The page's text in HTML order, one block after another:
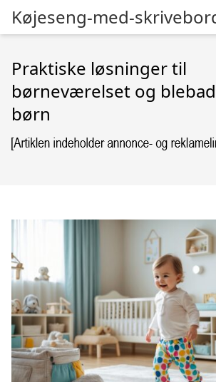
Køjeseng-med-
Praktiske løsninger til
børneværelset og
børn